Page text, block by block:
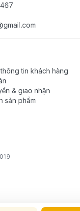
tin khách hàng
& giao nhận
sản phẩm